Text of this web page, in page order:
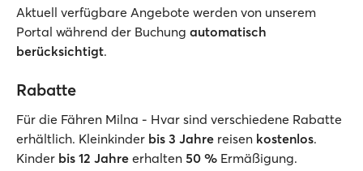
Aktuell verfügbare Angebote werden von unserem
Portal während der Buchung automatisch
berücksichtigt.
Rabatte
Für die Fähren Milna - Hvar sind verschiedene Rabatte
erhältlich. Kleinkinder bis 3 Jahre reisen kostenlos.
Kinder bis 12 Jahre erhalten 50 % Ermäßigung.